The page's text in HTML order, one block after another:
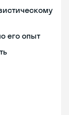
его опыт